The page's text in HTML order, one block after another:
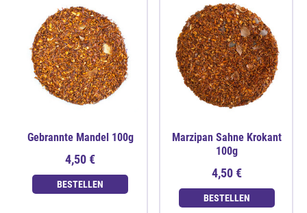
Gebrannte Mandel 100g
4,50 €
BESTELLEN
Marzipan Sahne Krokant
100g
4,50 €
BESTELLEN